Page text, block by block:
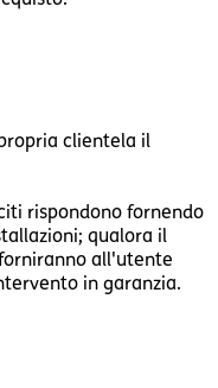
clientela il
rispondono fornendo
qualora il
all'utente
in garanzia.